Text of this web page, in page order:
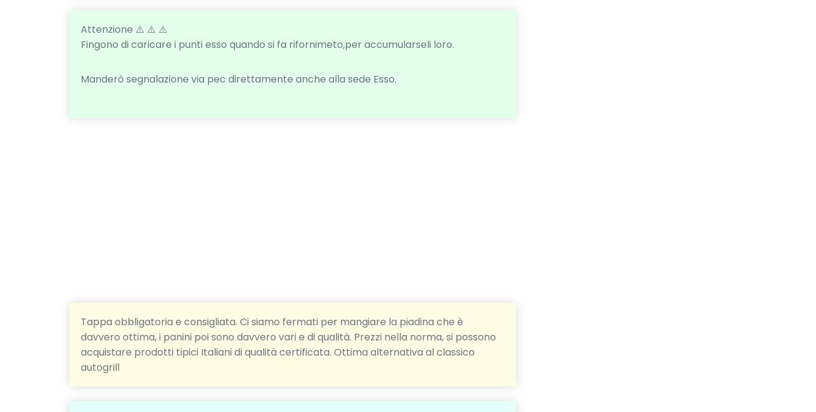
Attenzione ⚠️ ⚠️ ⚠️
Fingono di caricare i punti esso quando si fa rifornimeto,per accumularseli loro.
Manderò segnalazione via pec direttamente anche alla sede Esso.
Tappa obbligatoria e consigliata. Ci siamo fermati per mangiare la piadina che è
davvero ottima, i panini poi sono davvero vari e di qualità. Prezzi nella norma, si possono
acquistare prodotti tipici Italiani di qualità certificata. Ottima alternativa al classico
autogrill